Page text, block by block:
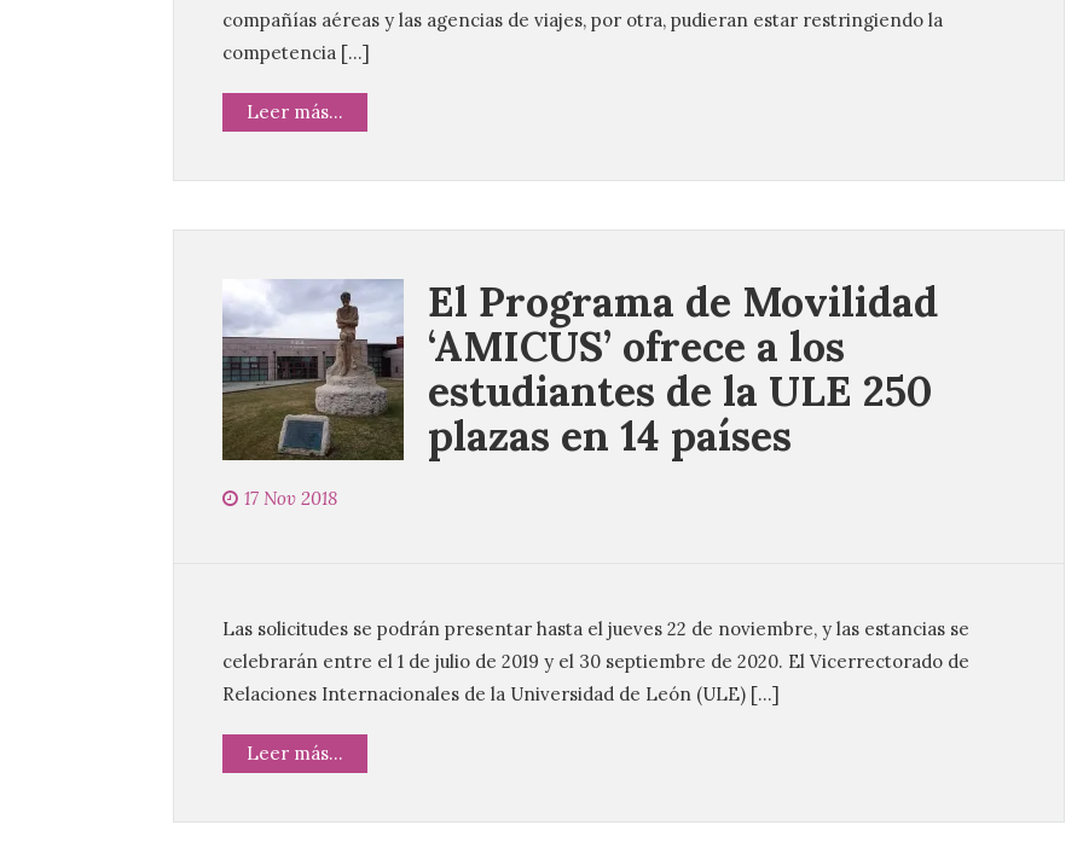
compañías aéreas y las agencias de viajes, por otra, pudieran estar restringiendo la
competencia […]
Leer más...
El Programa de Movilidad
‘AMICUS’ ofrece a los
estudiantes de la ULE 250
plazas en 14 países
17 Nov 2018
Las solicitudes se podrán presentar hasta el jueves 22 de noviembre, y las estancias se
celebrarán entre el 1 de julio de 2019 y el 30 septiembre de 2020. El Vicerrectorado de
Relaciones Internacionales de la Universidad de León (ULE) […]
Leer más...